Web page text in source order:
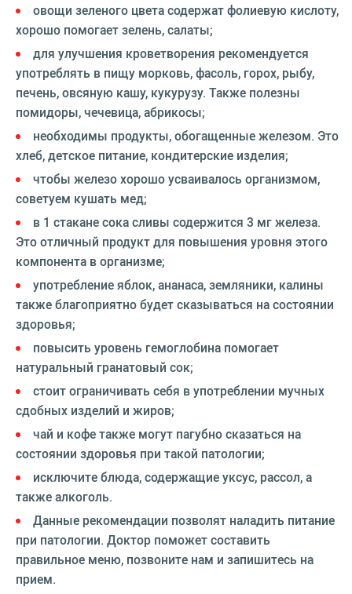
овощи зеленого цвета содержат фолиевую кислоту,
хорошо помогает зелень, салаты;
для улучшения кроветворения рекомендуется
употреблять в пищу морковь, фасоль, горох, рыбу,
печень, овсяную кашу, кукурузу. Также полезны
помидоры, чечевица, абрикосы;
необходимы продукты, обогащенные железом. Это
хлеб, детское питание, кондитерские изделия;
чтобы железо хорошо усваивалось организмом,
советуем кушать мед;
в 1 стакане сока сливы содержится 3 мг железа.
Это отличный продукт для повышения уровня этого
компонента в организме;
употребление яблок, ананаса, земляники, калины
также благоприятно будет сказываться на состоянии
здоровья;
повысить уровень гемоглобина помогает
натуральный гранатовый сок;
стоит ограничивать себя в употреблении мучных
сдобных изделий и жиров;
чай и кофе также могут пагубно сказаться на
состоянии здоровья при такой патологии;
исключите блюда, содержащие уксус, рассол, а
также алкоголь.
Данные рекомендации позволят наладить питание
при патологии. Доктор поможет составить
правильное меню, позвоните нам и запишитесь на
прием.